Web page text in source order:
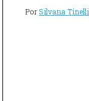
PorSilvana Tinelli